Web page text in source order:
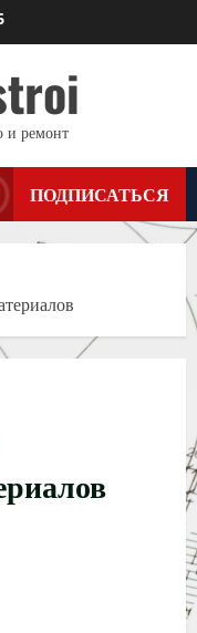
и ремонт
ПОДПИСАТЬСЯ